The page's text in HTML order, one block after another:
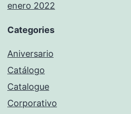
enero 2022
Categories
Aniversario
Catálogo
Catalogue
Corporativo